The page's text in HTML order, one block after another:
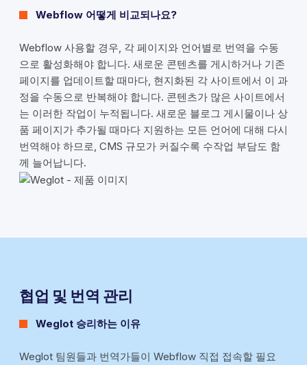
Webflow 어떻게 비교되나요?
Webflow 사용할 경우, 각 페이지와 언어별로 번역을 수동
으로 활성화해야 합니다. 새로운 콘텐츠를 게시하거나 기존
페이지를 업데이트할 때마다, 현지화된 각 사이트에서 이 과
정을 수동으로 반복해야 합니다. 콘텐츠가 많은 사이트에서
는 이러한 작업이 누적됩니다. 새로운 블로그 게시물이나 상
품 페이지가 추가될 때마다 지원하는 모든 언어에 대해 다시
번역해야 하므로, CMS 규모가 커질수록 수작업 부담도 함
께 늘어납니다.
협업 및 번역 관리
Weglot 승리하는 이유
Weglot 팀원들과 번역가들이 Webflow 직접 접속할 필요